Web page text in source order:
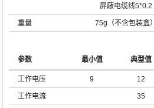
屏蔽电缆线5*0.2
重量 75g（不含包装盒）
参数 最小值 典型值
工作电压 9 12
工作电流 35